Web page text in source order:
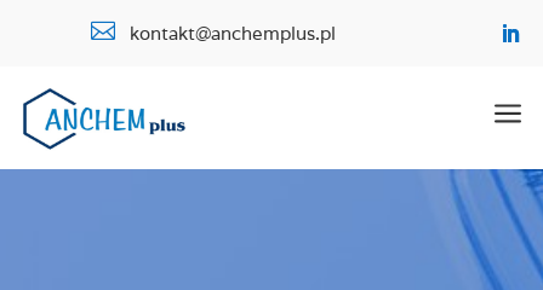
 kontakt@anchemplus.pl
a